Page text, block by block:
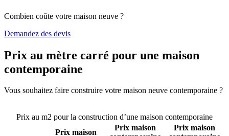
Combien coûte votre maison neuve ?
Demandez des devis
Prix au mètre carré pour une maison
contemporaine
Vous souhaitez faire construire votre maison neuve contemporaine ?
Prix au m2 pour la construction d’une maison contemporaine
Prix maison
Prix maison
Prix maison